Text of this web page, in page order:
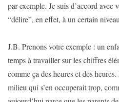
par exemple. Je suis d’accord avec
“délire”, en effet, à un certain
J.B. Prenons votre exemple : un
temps à travailler sur les chiffres
comme ça des heures et des
milieu qui s’en occuperait trop,